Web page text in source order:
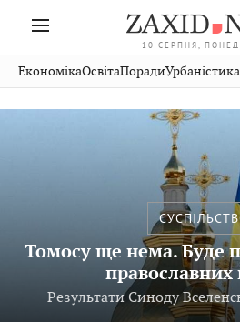
10 СЕРПНЯ,
Івано-
Франківськ
Тернопіль
Рівне
Львів
Шептицький
Стрий
Хмельницький
Вінниця
ЕкономікаОсвітаПорадиУрбаністика
Томосу ще нема. Буде
православних
Результати Синоду